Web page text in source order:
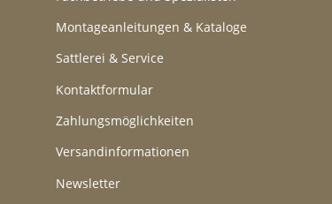
Montageanleitungen & Kataloge
Sattlerei & Service
Kontaktformular
Zahlungsmöglichkeiten
Versandinformationen
Newsletter